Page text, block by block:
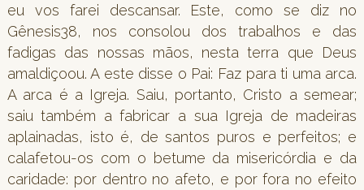
eu vos farei descansar. Este, como se diz no
Gênesis38, nos consolou dos trabalhos e das
fadigas das nossas mãos, nesta terra que Deus
amaldiçoou. A este disse o Pai: Faz para ti uma arca.
A arca é a Igreja. Saiu, portanto, Cristo a semear;
saiu também a fabricar a sua Igreja de madeiras
aplainadas, isto é, de santos puros e perfeitos; e
calafetou-os com o betume da misericórdia e da
caridade: por dentro no afeto, e por fora no efeito